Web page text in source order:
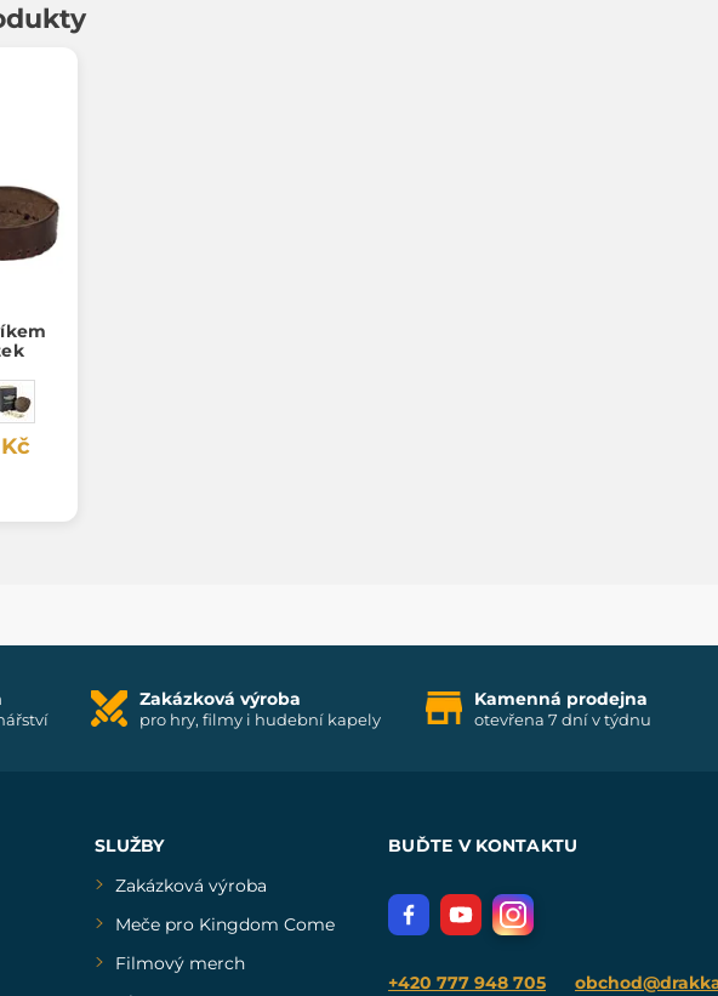
Zakázková výroba
pro hry, filmy i hudební kapely
Kamenná prodejna
otevřena 7 dní v týdnu
SLUŽBY
Zakázková výroba
Meče pro Kingdom Come
Filmový merch
BUĎTE V KONTAKTU
+420 777 948 705